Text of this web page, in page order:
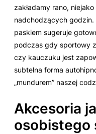
zakładamy rano,
nadchodzących godzin.
paskiem sugeruje
podczas gdy sportowy
czy kauczuku jest
subtelna forma
„mundurem” naszej
Akcesoria
osobistego